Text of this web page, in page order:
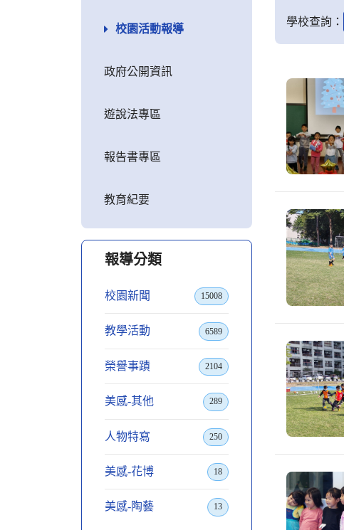
校園活動報導
政府公開資訊
遊說法專區
報告書專區
教育紀要
報導分類
校園新聞 15008
教學活動 6589
榮譽事蹟 2104
美感-其他 289
人物特寫 250
美感-花博 18
美感-陶藝 13
學校查詢：